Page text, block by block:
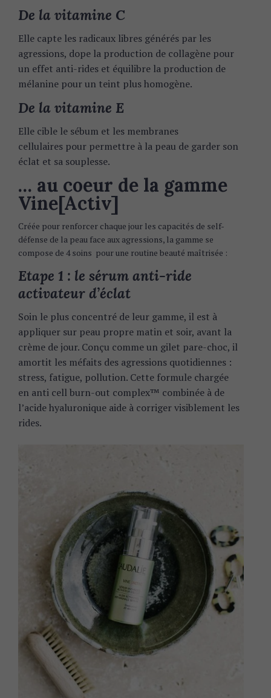
De la vitamine C
Elle capte les radicaux libres générés par les
agressions, dope la production de collagène pour
un effet anti-rides et équilibre la production de
mélanine pour un teint plus homogène.
De la vitamine E
Elle cible le sébum et les membranes
cellulaires pour permettre à la peau de garder son
éclat et sa souplesse.
… au coeur de la gamme
Vine[Activ]
Créée pour renforcer chaque jour les capacités de self-
défense de la peau face aux agressions, la gamme se
compose de 4 soins pour une routine beauté maîtrisée :
Etape 1 : le sérum anti-ride
activateur d’éclat
Soin le plus concentré de leur gamme, il est à
appliquer sur peau propre matin et soir, avant la
crème de jour. Conçu comme un gilet pare-choc, il
amortit les méfaits des agressions quotidiennes :
stress, fatigue, pollution. Cette formule chargée
en anti cell burn-out complex™ combinée à de
l’acide hyaluronique aide à corriger visiblement les
rides.